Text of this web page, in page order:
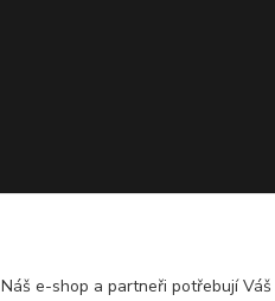
Náš e-shop a partneři potřebují Váš